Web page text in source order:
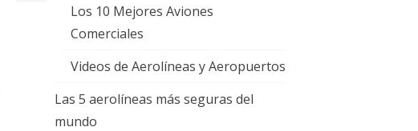
Los 10 Mejores Aviones
Comerciales
Videos de Aerolíneas y Aeropuertos
Las 5 aerolíneas más seguras del
mundo